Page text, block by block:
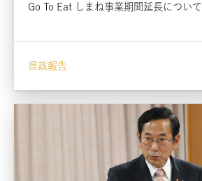
Go To Eat しまね事業期間延長について
県政報告